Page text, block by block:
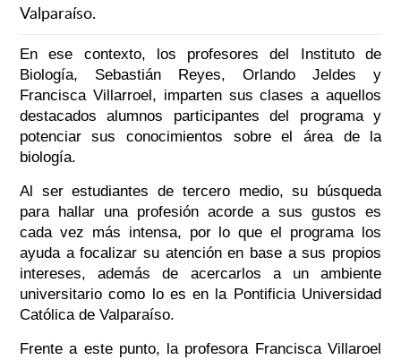
Valparaíso.
En ese contexto, los profesores del Instituto de
Biología, Sebastián Reyes, Orlando Jeldes y
Francisca Villarroel, imparten sus clases a aquellos
destacados alumnos participantes del programa y
potenciar sus conocimientos sobre el área de la
biología.
Al ser estudiantes de tercero medio, su búsqueda
para hallar una profesión acorde a sus gustos es
cada vez más intensa, por lo que el programa los
ayuda a focalizar su atención en base a sus propios
intereses, además de acercarlos a un ambiente
universitario como lo es en la Pontificia Universidad
Católica de Valparaíso.
Frente a este punto, la profesora Francisca Villaroel